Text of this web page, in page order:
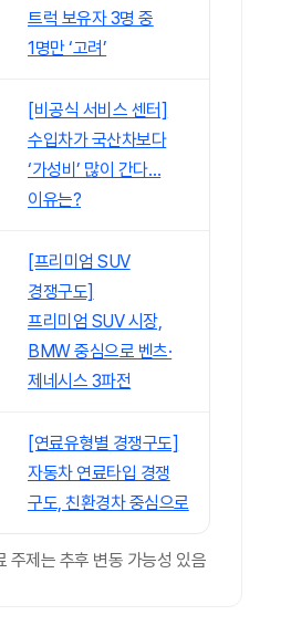
트럭 보유자 3명 중
1명만 ‘고려’
[비공식 서비스 센터]
수입차가 국산차보다
‘가성비’ 많이 간다…
이유는?
[프리미엄 SUV
경쟁구도]
프리미엄 SUV 시장,
BMW 중심으로 벤츠·
제네시스 3파전
[연료유형별 경쟁구도]
자동차 연료타입 경쟁
구도, 친환경차 중심으로
주제는 추후 변동 가능성 있음